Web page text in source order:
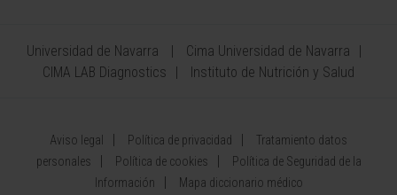
Universidad de Navarra
Cima Universidad de Navarra
CIMA LAB Diagnostics
Instituto de Nutrición y Salud
Aviso legal Política de privacidad
Tratamiento datos
personales
Política de cookies
Política de Seguridad de la
Información
Mapa diccionario médico